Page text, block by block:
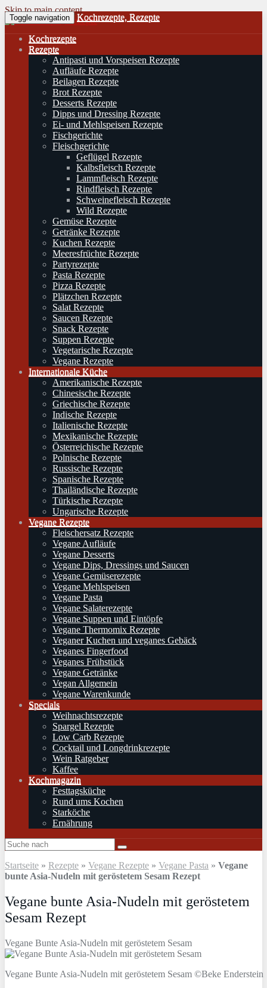
Skip to main content
Toggle navigation Kochrezepte, Rezepte
Kochrezepte
Rezepte
Antipasti und Vorspeisen Rezepte
Aufläufe Rezepte
Beilagen Rezepte
Brot Rezepte
Desserts Rezepte
Dipps und Dressing Rezepte
Ei- und Mehlspeisen Rezepte
Fischgerichte
Fleischgerichte
Geflügel Rezepte
Kalbsfleisch Rezepte
Lammfleisch Rezepte
Rindfleisch Rezepte
Schweinefleisch Rezepte
Wild Rezepte
Gemüse Rezepte
Getränke Rezepte
Kuchen Rezepte
Meeresfrüchte Rezepte
Partyrezepte
Pasta Rezepte
Pizza Rezepte
Plätzchen Rezepte
Salat Rezepte
Saucen Rezepte
Snack Rezepte
Suppen Rezepte
Vegetarische Rezepte
Vegane Rezepte
Internationale Küche
Amerikanische Rezepte
Chinesische Rezepte
Griechische Rezepte
Indische Rezepte
Italienische Rezepte
Mexikanische Rezepte
Österreichische Rezepte
Polnische Rezepte
Russische Rezepte
Spanische Rezepte
Thailändische Rezepte
Türkische Rezepte
Ungarische Rezepte
Vegane Rezepte
Fleischersatz Rezepte
Vegane Aufläufe
Vegane Desserts
Vegane Dips, Dressings und Saucen
Vegane Gemüserezepte
Vegane Mehlspeisen
Vegane Pasta
Vegane Salaterezepte
Vegane Suppen und Eintöpfe
Vegane Thermomix Rezepte
Veganer Kuchen und veganes Gebäck
Veganes Fingerfood
Veganes Frühstück
Vegane Getränke
Vegan Allgemein
Vegane Warenkunde
Specials
Weihnachtsrezepte
Spargel Rezepte
Low Carb Rezepte
Cocktail und Longdrinkrezepte
Wein Ratgeber
Kaffee
Kochmagazin
Festtagsküche
Rund ums Kochen
Starköche
Ernährung
Startseite » Rezepte » Vegane Rezepte » Vegane Pasta » Vegane
bunte Asia-Nudeln mit geröstetem Sesam Rezept
Vegane bunte Asia-Nudeln mit geröstetem
Sesam Rezept
Vegane Bunte Asia-Nudeln mit geröstetem Sesam
Vegane Bunte Asia-Nudeln mit geröstetem Sesam ©Beke Enderstein